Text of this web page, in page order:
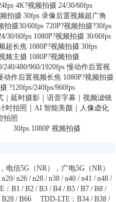
4K?视频拍摄 24/30/60fps
拍摄 30fps 录像后置视频超广角
拍摄30/60fps 720P?视频拍摄?30fps
60fps 1080P?视频拍摄 30/60fps
超长焦 1080P?视频拍摄 30fps
频主摄 1080P?视频拍摄
240/480/960/1920fps 慢动作后置视
动作后置视频长焦 1080P?视频拍摄
?120fps/240fps/960fps
延时摄影｜语音字幕｜视频滤镜
时拍照｜AI 智能美颜｜人像虚化
拍照
30fps 1080P 视频拍摄
电信5G（NR），广电5G（NR）
n26 / n28 / n38 / n40 / n41 / n48 /
：B1 / B2 / B3 / B4 / B5 / B7 / B8 /
B28 / B66 TDD-LTE：B34 / B38 /